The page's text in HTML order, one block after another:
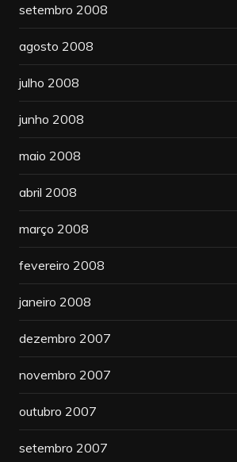
setembro 2008
agosto 2008
julho 2008
junho 2008
maio 2008
abril 2008
março 2008
fevereiro 2008
janeiro 2008
dezembro 2007
novembro 2007
outubro 2007
setembro 2007